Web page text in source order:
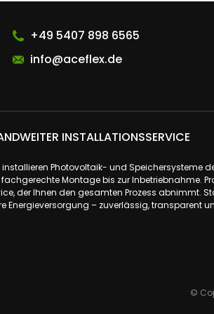
+49 5407 898 6565
info@aceflex.de
INSTALLATIONSSERVICE
installieren Photovoltaik- und Speichersysteme
Montage bis zur Inbetriebnahme.
der Ihnen den gesamten Prozess abnimmt.
Energieversorgung – zuverlässig, transparent
©